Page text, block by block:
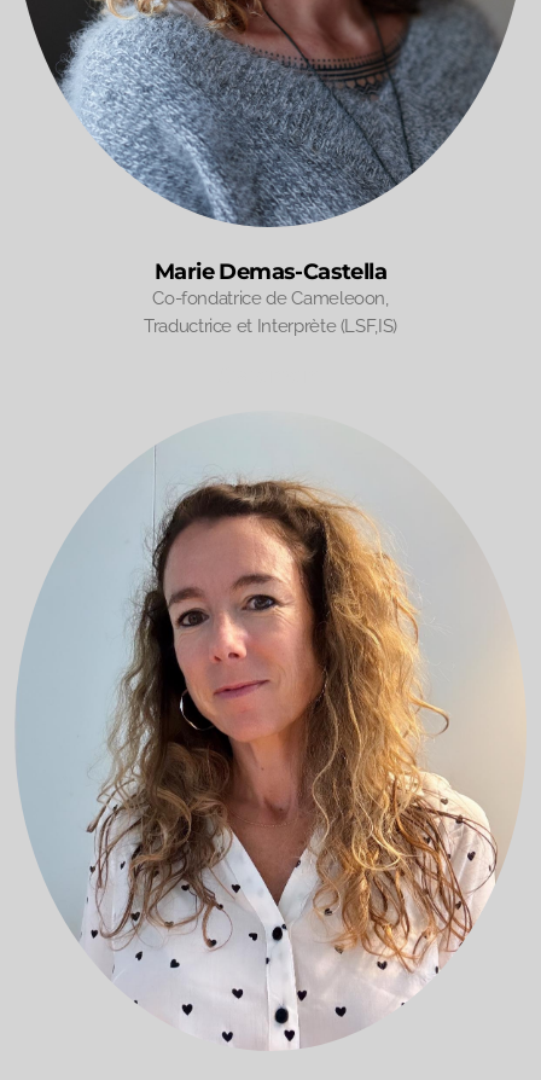
Marie Demas-Castella
Co-fondatrice de Cameleoon,
Traductrice et Interprète (LSF,IS)